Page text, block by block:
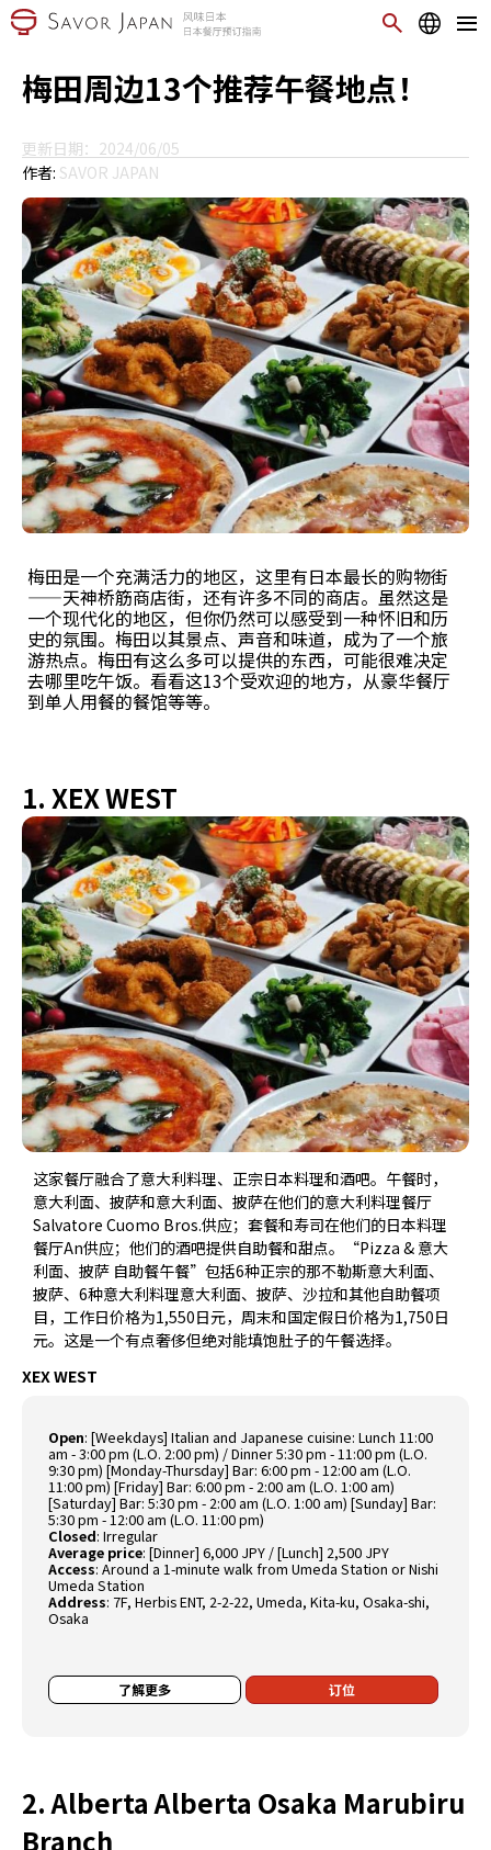
梅田周边13个推荐午餐地点！
更新日期：2024/06/05
作者: SAVOR JAPAN
梅田是一个充满活力的地区，这里有日本最长的购物街
——天神桥筋商店街，还有许多不同的商店。虽然这是
一个现代化的地区，但你仍然可以感受到一种怀旧和历
史的氛围。梅田以其景点、声音和味道，成为了一个旅
游热点。梅田有这么多可以提供的东西，可能很难决定
去哪里吃午饭。看看这13个受欢迎的地方，从豪华餐厅
到单人用餐的餐馆等等。
1. XEX WEST
这家餐厅融合了意大利料理、正宗日本料理和酒吧。午餐时，
意大利面、披萨和意大利面、披萨在他们的意大利料理餐厅
Salvatore Cuomo Bros.供应；套餐和寿司在他们的日本料理
餐厅An供应；他们的酒吧提供自助餐和甜点。“Pizza & 意大
利面、披萨 自助餐午餐”包括6种正宗的那不勒斯意大利面、
披萨、6种意大利料理意大利面、披萨、沙拉和其他自助餐项
目，工作日价格为1,550日元，周末和国定假日价格为1,750日
元。这是一个有点奢侈但绝对能填饱肚子的午餐选择。
XEX WEST
Open: [Weekdays] Italian and Japanese cuisine: Lunch 11:00
am - 3:00 pm (L.O. 2:00 pm) / Dinner 5:30 pm - 11:00 pm (L.O.
9:30 pm) [Monday-Thursday] Bar: 6:00 pm - 12:00 am (L.O.
11:00 pm) [Friday] Bar: 6:00 pm - 2:00 am (L.O. 1:00 am)
[Saturday] Bar: 5:30 pm - 2:00 am (L.O. 1:00 am) [Sunday] Bar:
5:30 pm - 12:00 am (L.O. 11:00 pm)
Closed: Irregular
Average price: [Dinner] 6,000 JPY / [Lunch] 2,500 JPY
Access: Around a 1-minute walk from Umeda Station or Nishi
Umeda Station
Address: 7F, Herbis ENT, 2-2-22, Umeda, Kita-ku, Osaka-shi,
Osaka
了解更多 订位
2. Alberta Alberta Osaka Marubiru
Branch